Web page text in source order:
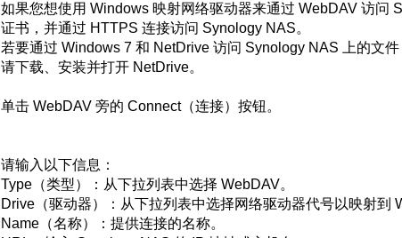
如果您想使用 Windows 映射网络驱动器来通过 WebDAV 访问
证书，并通过 HTTPS 连接访问 Synology NAS。
若要通过 Windows 7 和 NetDrive 访问 Synology NAS 上的文件
请下载、安装并打开 NetDrive。
单击 WebDAV 旁的 Connect（连接）按钮。
请输入以下信息：
Type（类型）：从下拉列表中选择 WebDAV。
Drive（驱动器）：从下拉列表中选择网络驱动器代号以映射到
Name（名称）：提供连接的名称。